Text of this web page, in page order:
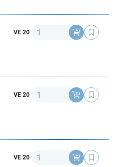
VE 20 Anzahl
VE 20 Anzahl
VE 20 Anzahl